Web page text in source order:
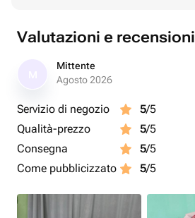
Valutazioni e recensioni
Mittente
Agosto 2026
Servizio di negozio 5/5
Qualità-prezzo
5/5
Consegna
5/5
Come pubblicizzato
5/5